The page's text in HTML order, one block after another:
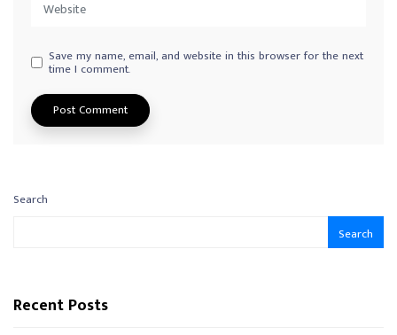
Save my name, email, and website in this browser for the next
time I comment.
Search
Search
Recent Posts